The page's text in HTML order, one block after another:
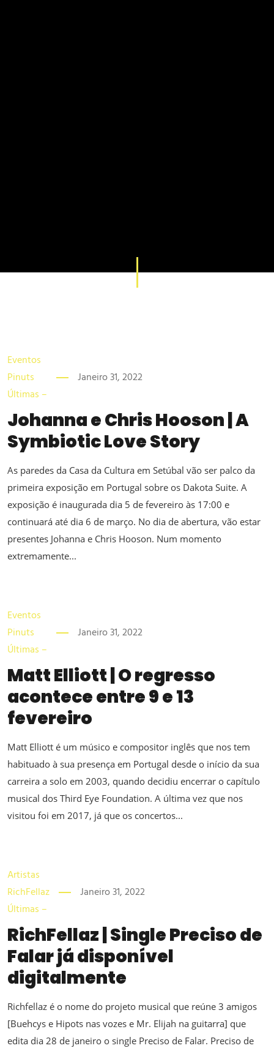
Eventos
Pinuts
Últimas –
Janeiro 31, 2022
Johanna e Chris Hooson | A
Symbiotic Love Story
As paredes da Casa da Cultura em Setúbal vão ser palco da
primeira exposição em Portugal sobre os Dakota Suite. A
exposição é inaugurada dia 5 de fevereiro às 17:00 e
continuará até dia 6 de março. No dia de abertura, vão estar
presentes Johanna e Chris Hooson. Num momento
extremamente...
Eventos
Pinuts
Últimas –
Janeiro 31, 2022
Matt Elliott | O regresso
acontece entre 9 e 13
fevereiro
Matt Elliott é um músico e compositor inglês que nos tem
habituado à sua presença em Portugal desde o início da sua
carreira a solo em 2003, quando decidiu encerrar o capítulo
musical dos Third Eye Foundation. A última vez que nos
visitou foi em 2017, já que os concertos...
Artistas
RichFellaz
Últimas –
Janeiro 31, 2022
RichFellaz | Single Preciso de
Falar já disponível
digitalmente
Richfellaz é o nome do projeto musical que reúne 3 amigos
[Buehcys e Hipots nas vozes e Mr. Elijah na guitarra] que
edita dia 28 de janeiro o single Preciso de Falar. Preciso de